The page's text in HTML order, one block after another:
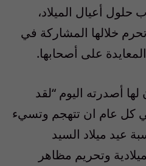
حلول أعيال الميلاد،
خلالها المشاركة في
على أصحابها.
أصدرته اليوم “لقد
كل عام ان تتهجم وتسيء
عيد ميلاد السيد
وتحريم مظاهر